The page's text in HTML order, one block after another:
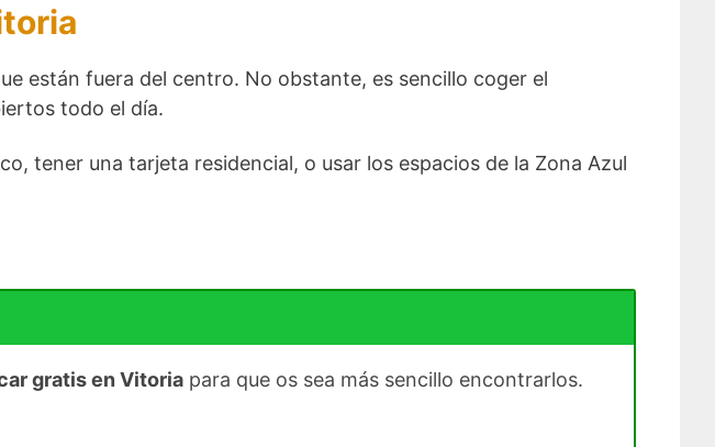
están fuera del centro. No obstante, es sencillo coger el
todo el día.
tener una tarjeta residencial, o usar los espacios de la Zona Azul
gratis en Vitoria para que os sea más sencillo encontrarlos.